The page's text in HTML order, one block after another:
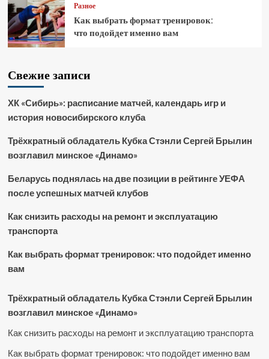
Разное
Как выбрать формат тренировок:
что подойдет именно вам
Свежие записи
ХК «Сибирь»: расписание матчей, календарь игр и
история новосибирского клуба
Трёхкратный обладатель Кубка Стэнли Сергей Брылин
возглавил минское «Динамо»
Беларусь поднялась на две позиции в рейтинге УЕФА
после успешных матчей клубов
Как снизить расходы на ремонт и эксплуатацию
транспорта
Как выбрать формат тренировок: что подойдет именно
вам
Трёхкратный обладатель Кубка Стэнли Сергей Брылин
возглавил минское «Динамо»
Как снизить расходы на ремонт и эксплуатацию транспорта
Как выбрать формат тренировок: что подойдет именно вам